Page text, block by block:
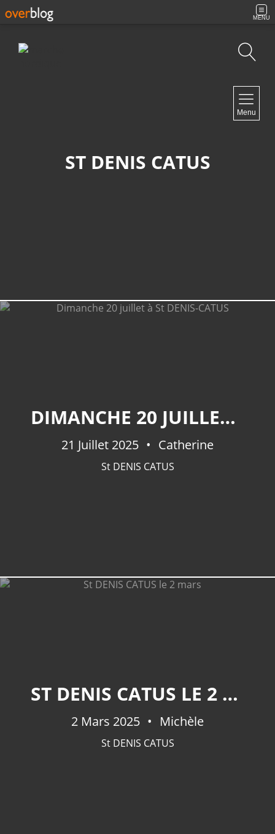
MENU
Menu
ST DENIS CATUS
DIMANCHE 20 JUILLET À ST DENIS-CATUS
21 Juillet 2025 Catherine
St DENIS CATUS
ST DENIS CATUS LE 2 MARS
2 Mars 2025 Michèle
St DENIS CATUS
Contact
Mercues (41)
Pradines(36)